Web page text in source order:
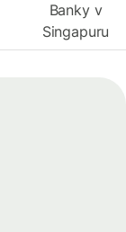
Banky v
Singapuru